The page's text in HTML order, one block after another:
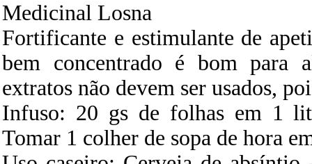
Medicinal Losna
Fortificante e estimulante de
bem concentrado é bom para
extratos não devem ser usados,
Infuso: 20 gs de folhas em 1
Tomar 1 colher de sopa de hora